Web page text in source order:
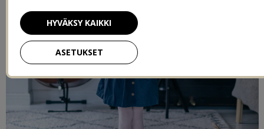
ASETUKSET
HYVÄKSY KAIKKI